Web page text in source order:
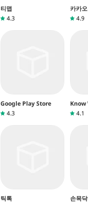
티맵
4.3
카카
4.9
Google Play Store
4.3
4.1
틱톡
손목